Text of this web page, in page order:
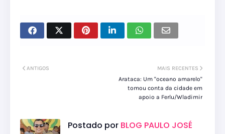
MAIS RECENTES
Arataca: Um ''oceano amarelo''
tomou conta da cidade em
apoio a Ferlu/Wladimir
ANTIGOS
Postado por BLOG PAULO JOSÉ